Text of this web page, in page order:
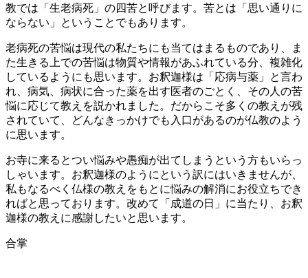
教では「生老病死」の四苦と呼びます。苦とは「思い通りに
ならない」ということでもあります。
老病死の苦悩は現代の私たちにも当てはまるものであり、ま
た生きる上での苦悩は物質や情報があふれている分、複雑化
しているようにも思います。お釈迦様は「応病与薬」と言わ
れ、病気、病状に合った薬を出す医者のごとく、その人の苦
悩に応じて教えを説かれました。だからこそ多くの教えが残
されていて、どんなきっかけでも入口があるのが仏教のよう
に思います。
お寺に来るとつい悩みや愚痴が出てしまうという方もいらっ
しゃいます。お釈迦様のようにという訳にはいきませんが、
私もなるべく仏様の教えをもとに悩みの解消にお役立ちでき
ればと思っております。改めて「成道の日」に当たり、お釈
迦様の教えに感謝したいと思います。
合掌